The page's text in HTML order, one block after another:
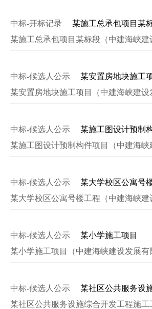
中标-开标记录
某施工总承包项目某
某施工总承包项目某标段（中建海峡
中标-候选人公示
某安置房地块施工
某安置房地块施工项目（中建海峡建
中标-候选人公示
某施工图设计预制
某施工图设计预制构件项目（中建海
中标-候选人公示
某大学校区公寓号
某大学校区公寓号楼工程（中建海峡
中标-候选人公示
某小学施工项目
某小学施工项目（中建海峡建设发展有
中标-候选人公示
某社区公共服务设
某社区公共服务设施综合开发工程施